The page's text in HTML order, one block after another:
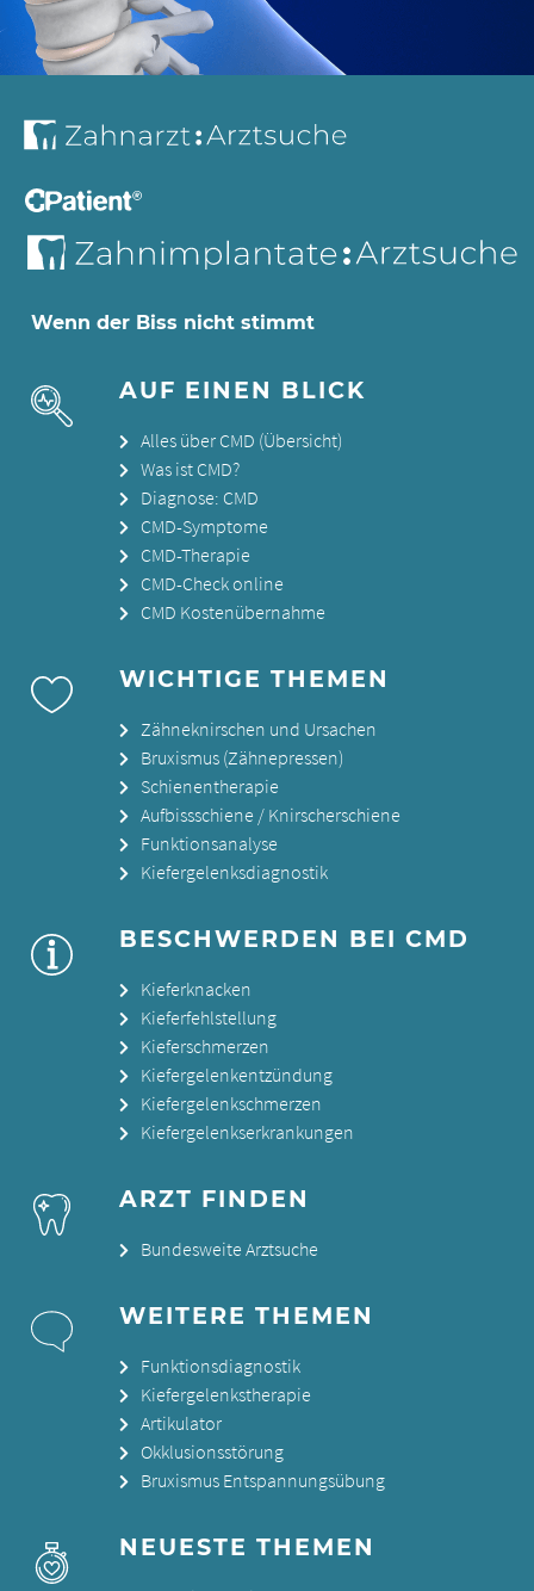
Wenn der Biss nicht stimmt
AUF EINEN BLICK
Alles über CMD (Übersicht)
Was ist CMD?
Diagnose: CMD
CMD-Symptome
CMD-Therapie
CMD-Check online
CMD Kostenübernahme
WICHTIGE THEMEN
Zähneknirschen und Ursachen
Bruxismus (Zähnepressen)
Schienentherapie
Aufbissschiene / Knirscherschiene
Funktionsanalyse
Kiefergelenksdiagnostik
BESCHWERDEN BEI CMD
Kieferknacken
Kieferfehlstellung
Kieferschmerzen
Kiefergelenkentzündung
Kiefergelenkschmerzen
Kiefergelenkserkrankungen
ARZT FINDEN
Bundesweite Arztsuche
WEITERE THEMEN
Funktionsdiagnostik
Kiefergelenkstherapie
Artikulator
Okklusionsstörung
Bruxismus Entspannungsübung
NEUESTE THEMEN